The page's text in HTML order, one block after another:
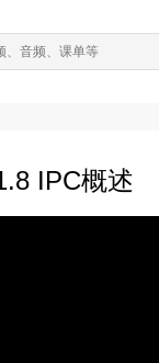
IPC概述